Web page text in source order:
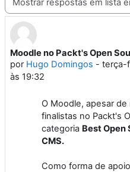
Modo de visualização
Moodle no Packt's Open
por Hugo Domingos - terça-
às 19:32
Número de respostas: 0
O Moodle, apesar
finalistas no Packt's
categoria Best
CMS.
Como forma de